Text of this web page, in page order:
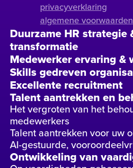
privacyverklaring
algemene voorwaarden
Duurzame HR strategie
transformatie
Medewerker ervaring &
Skills gedreven
Excellente recruitment
Talent aantrekken en
Het vergroten van het
medewerkers
Talent aantrekken voor uw
AI-gestuurde,
Ontwikkeling van